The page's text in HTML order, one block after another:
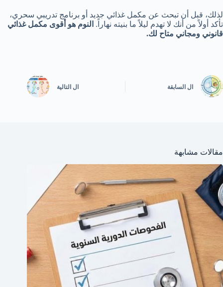
لذلك، قبل أن تبحث عن مكمل غذائي جديد أو برنامج تدريبي سحري،
تأكد أولاً من أنك لا تهدم ليلاً ما بنيته نهاراً. النوم هو أقوى مكمل غذائي
قانوني ومجاني متاح لك.
ال السابقة ال التالية
مقالات مشابهة